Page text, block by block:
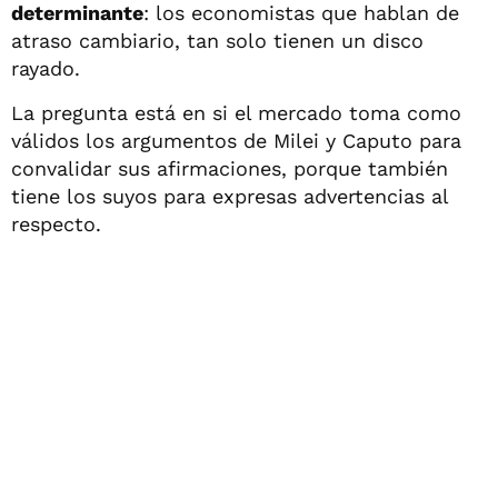
determinante: los economistas que hablan de
atraso cambiario, tan solo tienen un disco
rayado.
La pregunta está en si el mercado toma como
válidos los argumentos de Milei y Caputo para
convalidar sus afirmaciones, porque también
tiene los suyos para expresas advertencias al
respecto.